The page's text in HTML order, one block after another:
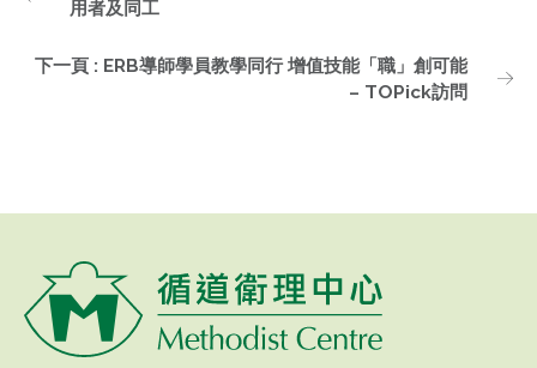
用者及同工
下一頁 : ERB導師學員教學同行 增值技能「職」創可能
– TOPick訪問